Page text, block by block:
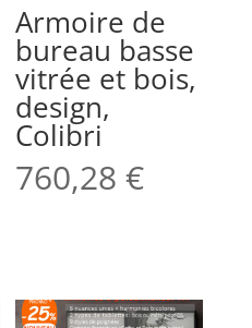
Armoire de
bureau basse
vitrée et bois,
design,
Colibri
760,28€